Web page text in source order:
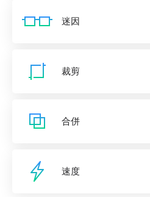
迷因
裁剪
合併
速度